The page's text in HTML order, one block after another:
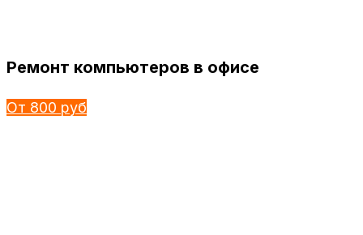
Ремонт компьютеров в офисе
От 800 руб